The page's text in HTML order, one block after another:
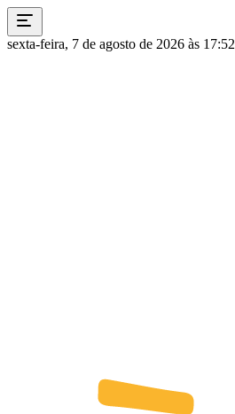
sexta-feira, 7 de agosto de 2026 às 17:52